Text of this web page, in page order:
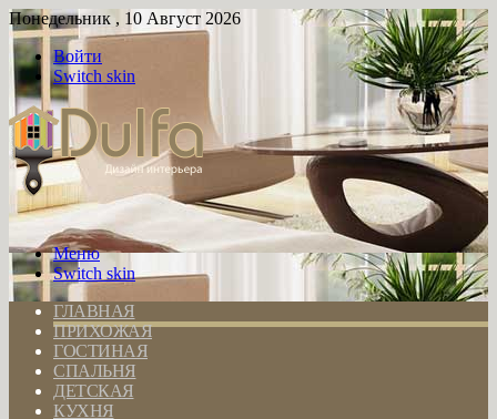
Понедельник , 10 Август 2026
Войти
Switch skin
Меню
Switch skin
ГЛАВНАЯ
ПРИХОЖАЯ
ГОСТИНАЯ
СПАЛЬНЯ
ДЕТСКАЯ
КУХНЯ